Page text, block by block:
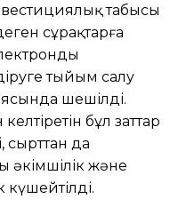
табысы
сұрақтарға
тыйым салу
шешілді.
бұл заттар
сырттан да
əкімшілік жəне